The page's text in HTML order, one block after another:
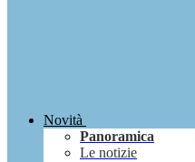
Novità
Panoramica
Le notizie